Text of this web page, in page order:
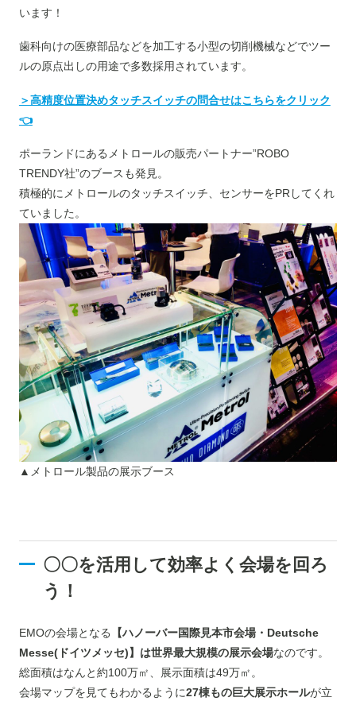
います！
歯科向けの医療部品などを加工する小型の切削機械などでツー
ルの原点出しの用途で多数採用されています。
＞高精度位置決めタッチスイッチの問合せはこちらをクリック
👈
ポーランドにあるメトロールの販売パートナー”ROBO
TRENDY社”のブースも発見。
積極的にメトロールのタッチスイッチ、センサーをPRしてくれ
ていました。
▲メトロール製品の展示ブース
〇〇を活用して効率よく会場を回ろ
う！
EMOの会場となる
【ハノーバー国際見本市会場・Deutsche
Messe(ドイツメッセ)】は世界最大規模の展示会場なのです。
総面積はなんと約100万㎡、展示面積は49万㎡。
会場マップを見てもわかるように27棟もの巨大展示ホールが立